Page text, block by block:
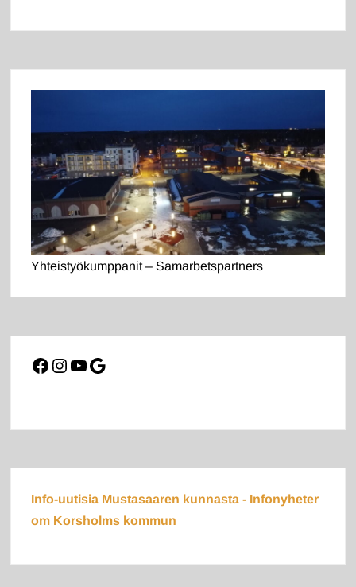
Yhteistyökumppanit – Samarbetspartners
Facebook
Instagram
YouTube
Google
Info-uutisia Mustasaaren kunnasta - Infonyheter
om Korsholms kommun